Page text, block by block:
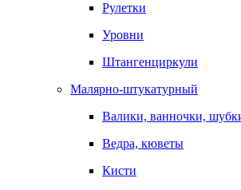
Рулетки
Уровни
Штангенциркули
Малярно-штукатурный
Валики, ванночки,
Ведра, кюветы
Кисти